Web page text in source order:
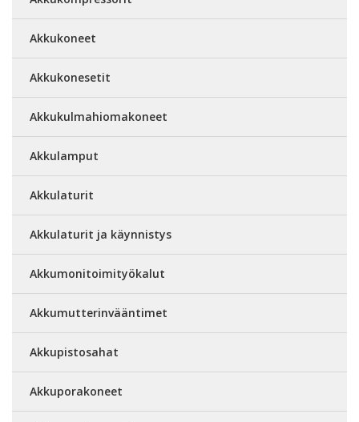
Akkukoneet
Akkukonesetit
Akkukulmahiomakoneet
Akkulamput
Akkulaturit
Akkulaturit ja käynnistys
Akkumonitoimityökalut
Akkumutterinvääntimet
Akkupistosahat
Akkuporakoneet